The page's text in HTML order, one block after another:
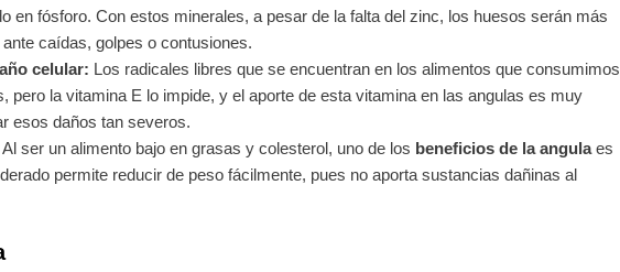
en fósforo. Con estos minerales, a pesar de la falta del zinc, los huesos serán más
caídas, golpes o contusiones.
celular: Los radicales libres que se encuentran en los alimentos que consumimos
pero la vitamina E lo impide, y el aporte de esta vitamina en las angulas es muy
esos daños tan severos.
Al ser un alimento bajo en grasas y colesterol, uno de los beneficios de la angulaes
permite reducir de peso fácilmente, pues no aporta sustancias dañinas al